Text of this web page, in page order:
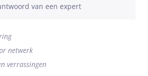
van een expert
netwerk
verrassingen